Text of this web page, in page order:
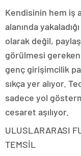
Kendisinin hem iş
alanında
olarak değil,
görülmesi
genç girişimcilik
sıkça yer alıyor.
sadece yol
cesaret aşılıyor.
ULUSLARARASI
TEMSİL